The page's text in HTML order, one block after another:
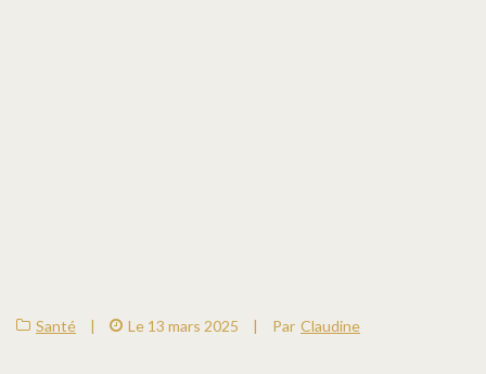
Santé | Le 13 mars 2025 | Par Claudine